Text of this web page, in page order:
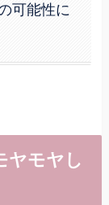
可能性に
ヤモヤし